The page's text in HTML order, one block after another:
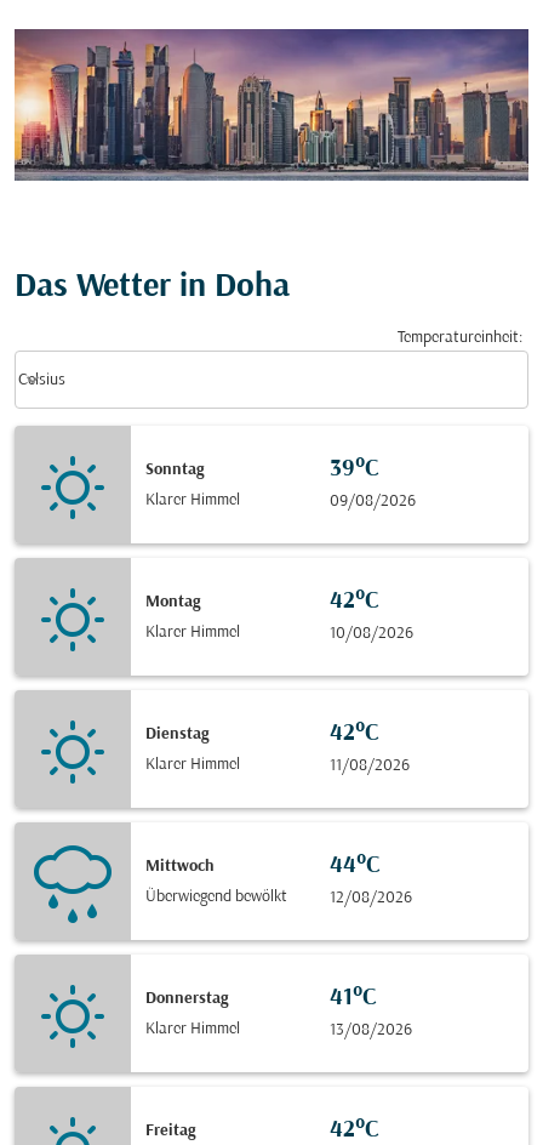
Das Wetter in Doha
Temperatureinheit:
Celsius
keyboard_arrow_down
Sonntag
Klarer Himmel
39°C
09/08/2026
Montag
Klarer Himmel
42°C
10/08/2026
Dienstag
Klarer Himmel
42°C
11/08/2026
Mittwoch
Überwiegend bewölkt
44°C
12/08/2026
Donnerstag
Klarer Himmel
41°C
13/08/2026
Freitag
42°C